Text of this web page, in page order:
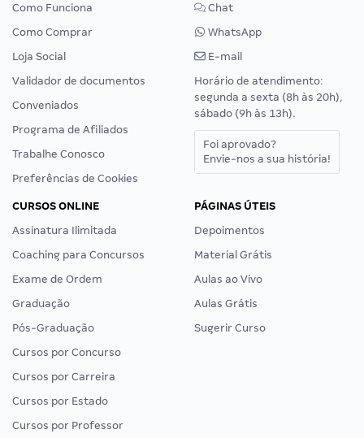
Como Funciona
Como Comprar
Loja Social
Validador de documentos
Conveniados
Programa de Afiliados
Trabalhe Conosco
Preferências de Cookies
Chat
WhatsApp
E-mail
Horário de atendimento:
segunda a sexta (8h às 20h),
sábado (9h às 13h).
Foi aprovado?
Envie-nos a sua história!
CURSOS ONLINE
Assinatura Ilimitada
Coaching para Concursos
Exame de Ordem
Graduação
Pós-Graduação
Cursos por Concurso
Cursos por Carreira
Cursos por Estado
Cursos por Professor
PÁGINAS ÚTEIS
Depoimentos
Material Grátis
Aulas ao Vivo
Aulas Grátis
Sugerir Curso